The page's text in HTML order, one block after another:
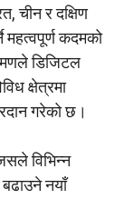
चीन र दक्षिण
महत्वपूर्ण कदमको
डिजिटल
क्षेत्रमा
गरेको छ।
विभिन्न
बढाउने नयाँ